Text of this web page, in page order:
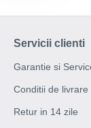
Servicii clienti
Garantie si
Conditii de livrare
Retur in 14 zile